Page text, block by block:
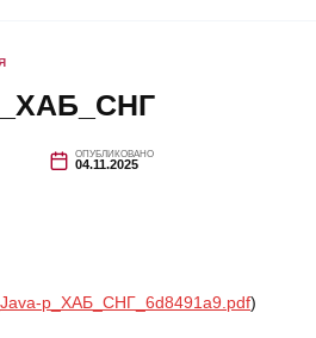
ОПУБЛИКОВАНО
04.11.2025
р_ХАБ_СНГ_6d8491a9.pdf)